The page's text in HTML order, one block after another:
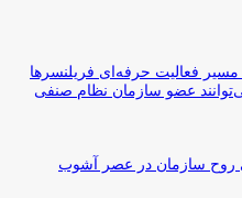
مسیر فعالیت حرفه‌ای فریلنسرها
عضو سازمان نظام صنفی
روح سازمان در عصر آشوب